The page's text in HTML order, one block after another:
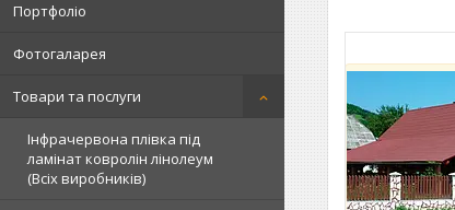
Портфоліо
Фотогаларея
Товари та послуги
Інфрачервона плівка під
ламінат ковролін лінолеум
(Всіх виробників)